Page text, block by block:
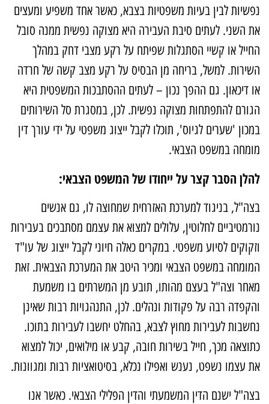
לבין בעיות משפטיות בצבא, כאשר אחד משפיע ומעצים
השני. לעתים סיבת העבירה היא מצוקה נפשית ממנה סובל
או קשיי הסתגלות שפיתח על רקע מצבי דחק במהלך
למשל, בריחה מן הבסיס על רקע מצב קשה של חרדה
דיכאון. גם ההפך נכון – לעתים ההסתבכות המשפטית היא
להתפתחות מצוקה נפשית. לכן, במסגרת סל השירותים
'שערים לגיוס', תוכלו לקבל ייצוג משפטי על ידי עורך דין
במשפט הצבאי.
הסבר קצר על ייחודו של המשפט הצבאי:
בניגוד למערכת האזרחית שמחוצה לו, גם אנשים
לחלוטין, עלולים למצוא את עצמם מסתבכים בעבירות
לסיוע משפטי. במקרים כאלה חיוני לקבל ייצוג של עו"ד
במשפט הצבאי ומכיר היטב את המערכת הצבאית. זאת
וצה"ל בעצם מהותו, תובע מן המשרתים בו משמעת
רבה על פקודות ונהלים. לכן, התנהגויות רבות שאינן
לעבירות מחוץ לצבא, בהחלט יחשבו לעבירות בתוכו.
מכך, חייל בשירות חובה, קבע או מילואים, יכול למצוא
עצמו נשפט, נענש ואפילו נכלא, בסיטואציות רבות ומגוונות.
ישנם הדין המשמעתי והדין הפלילי הצבאי. כאשר אנו